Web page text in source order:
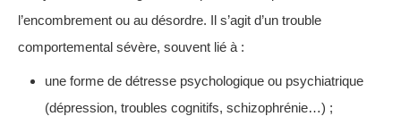
l’encombrement ou au désordre. Il s’agit d’un trouble
comportemental sévère, souvent lié à :
une forme de détresse psychologique ou psychiatrique
(dépression, troubles cognitifs, schizophrénie…) ;